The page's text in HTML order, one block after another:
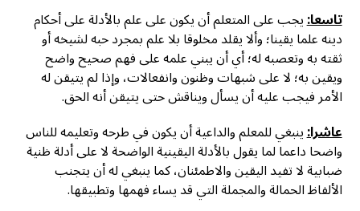
تاسعا:يجب على المتعلم أن يكون على علم بالأدلة على أحكام
دينه علما يقينا؛ وألا يقلد مخلوقا بلا علم بمجرد حبه لشيخه أو
ثقته به وتعصبه له؛ أي أن يبني علمه على فهم صحيح واضح
ويقين به؛ لا على شبهات وظنون وانفعالات، وإذا لم يتيقن له
الأمر فيجب عليه أن يسأل ويناقش حتى يتيقن أنه الحق.
عاشرا:ينبغي للمعلم والداعية أن يكون في طرحه وتعليمه للناس
واضحا داعما لما يقول بالأدلة اليقينية الواضحة لا على أدلة ظنية
ضبابية لا تفيد اليقين والاطمئنان، كما ينبغي له أن يتجنب
الألفاظ الحمالة والمجملة التي قد يساء فهمها وتطبيقها.